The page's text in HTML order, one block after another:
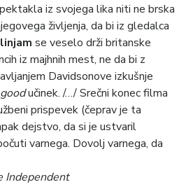
iz svojega lika niti ne brska
življenja, da bi iz gledalca
se veselo drži britanske
iz majhnih mest, ne da bi z
Davidsonove izkušnje
učinek. /…/ Srečni konec filma
prispevek (čeprav je ta
dejstvo, da si je ustvaril
varnega. Dovolj varnega, da
Independent